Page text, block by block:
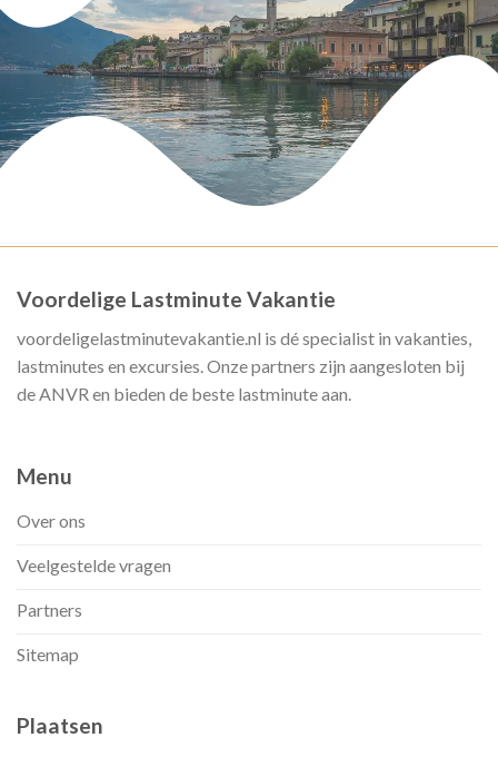
Voordelige Lastminute Vakantie
voordeligelastminutevakantie.nl is dé specialist in vakanties,
lastminutes en excursies. Onze partners zijn aangesloten bij
de ANVR en bieden de beste lastminute aan.
Menu
Over ons
Veelgestelde vragen
Partners
Sitemap
Plaatsen